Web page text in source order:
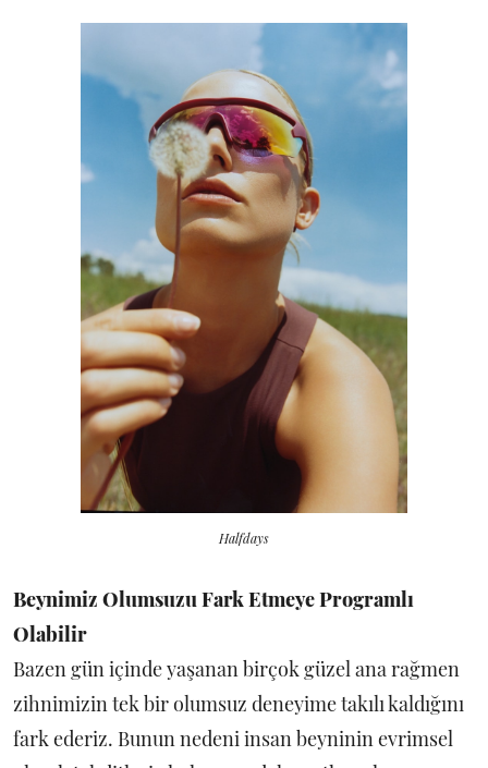
Halfdays
Beynimiz Olumsuzu Fark Etmeye Programlı
Olabilir
Bazen gün içinde yaşanan birçok güzel ana rağmen
zihnimizin tek bir olumsuz deneyime takılı kaldığını
fark ederiz. Bunun nedeni insan beyninin evrimsel